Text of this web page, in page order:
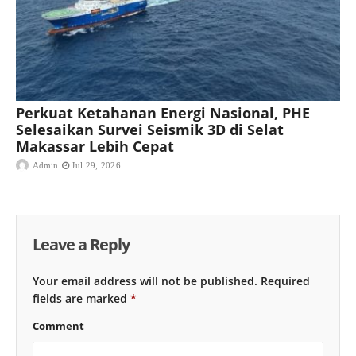
Perkuat Ketahanan Energi Nasional, PHE
Selesaikan Survei Seismik 3D di Selat
Makassar Lebih Cepat
Admin Jul 29, 2026
Leave a Reply
Your email address will not be published. Required
fields are marked *
Comment